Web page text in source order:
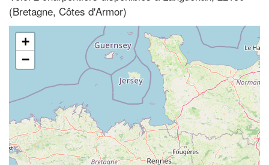
(Bretagne, Côtes d'Armor)
+
−